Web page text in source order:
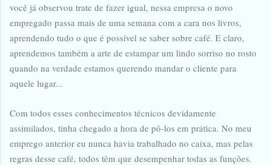
você já observou trate de fazer igual, nessa empresa o novo
empregado passa mais de uma semana com a cara nos livros,
aprendendo tudo o que é possível se saber sobre café. E claro,
aprendemos também a arte de estampar um lindo sorriso no rosto
quando na verdade estamos querendo mandar o cliente para
aquele lugar...
Com todos esses conhecimentos técnicos devidamente
assimilados, tinha chegado a hora de pô-los em prática. No meu
emprego anterior eu nunca havia trabalhado no caixa, mas pelas
regras desse café, todos têm que desempenhar todas as funções.